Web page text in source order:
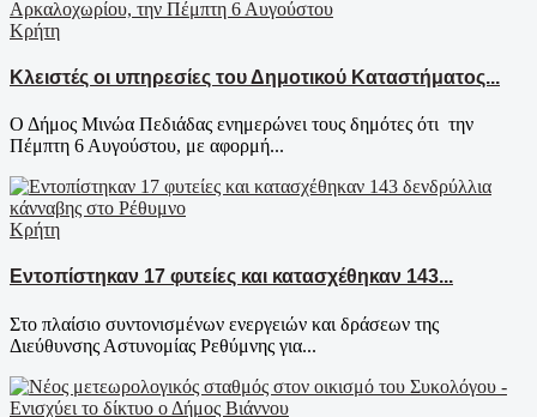
Κρήτη
Κλειστές οι υπηρεσίες του Δημοτικού Καταστήματος...
Ο Δήμος Μινώα Πεδιάδας ενημερώνει τους δημότες ότι την
Πέμπτη 6 Αυγούστου, με αφορμή...
Κρήτη
Εντοπίστηκαν 17 φυτείες και κατασχέθηκαν 143...
Στο πλαίσιο συντονισμένων ενεργειών και δράσεων της
Διεύθυνσης Αστυνομίας Ρεθύμνης για...